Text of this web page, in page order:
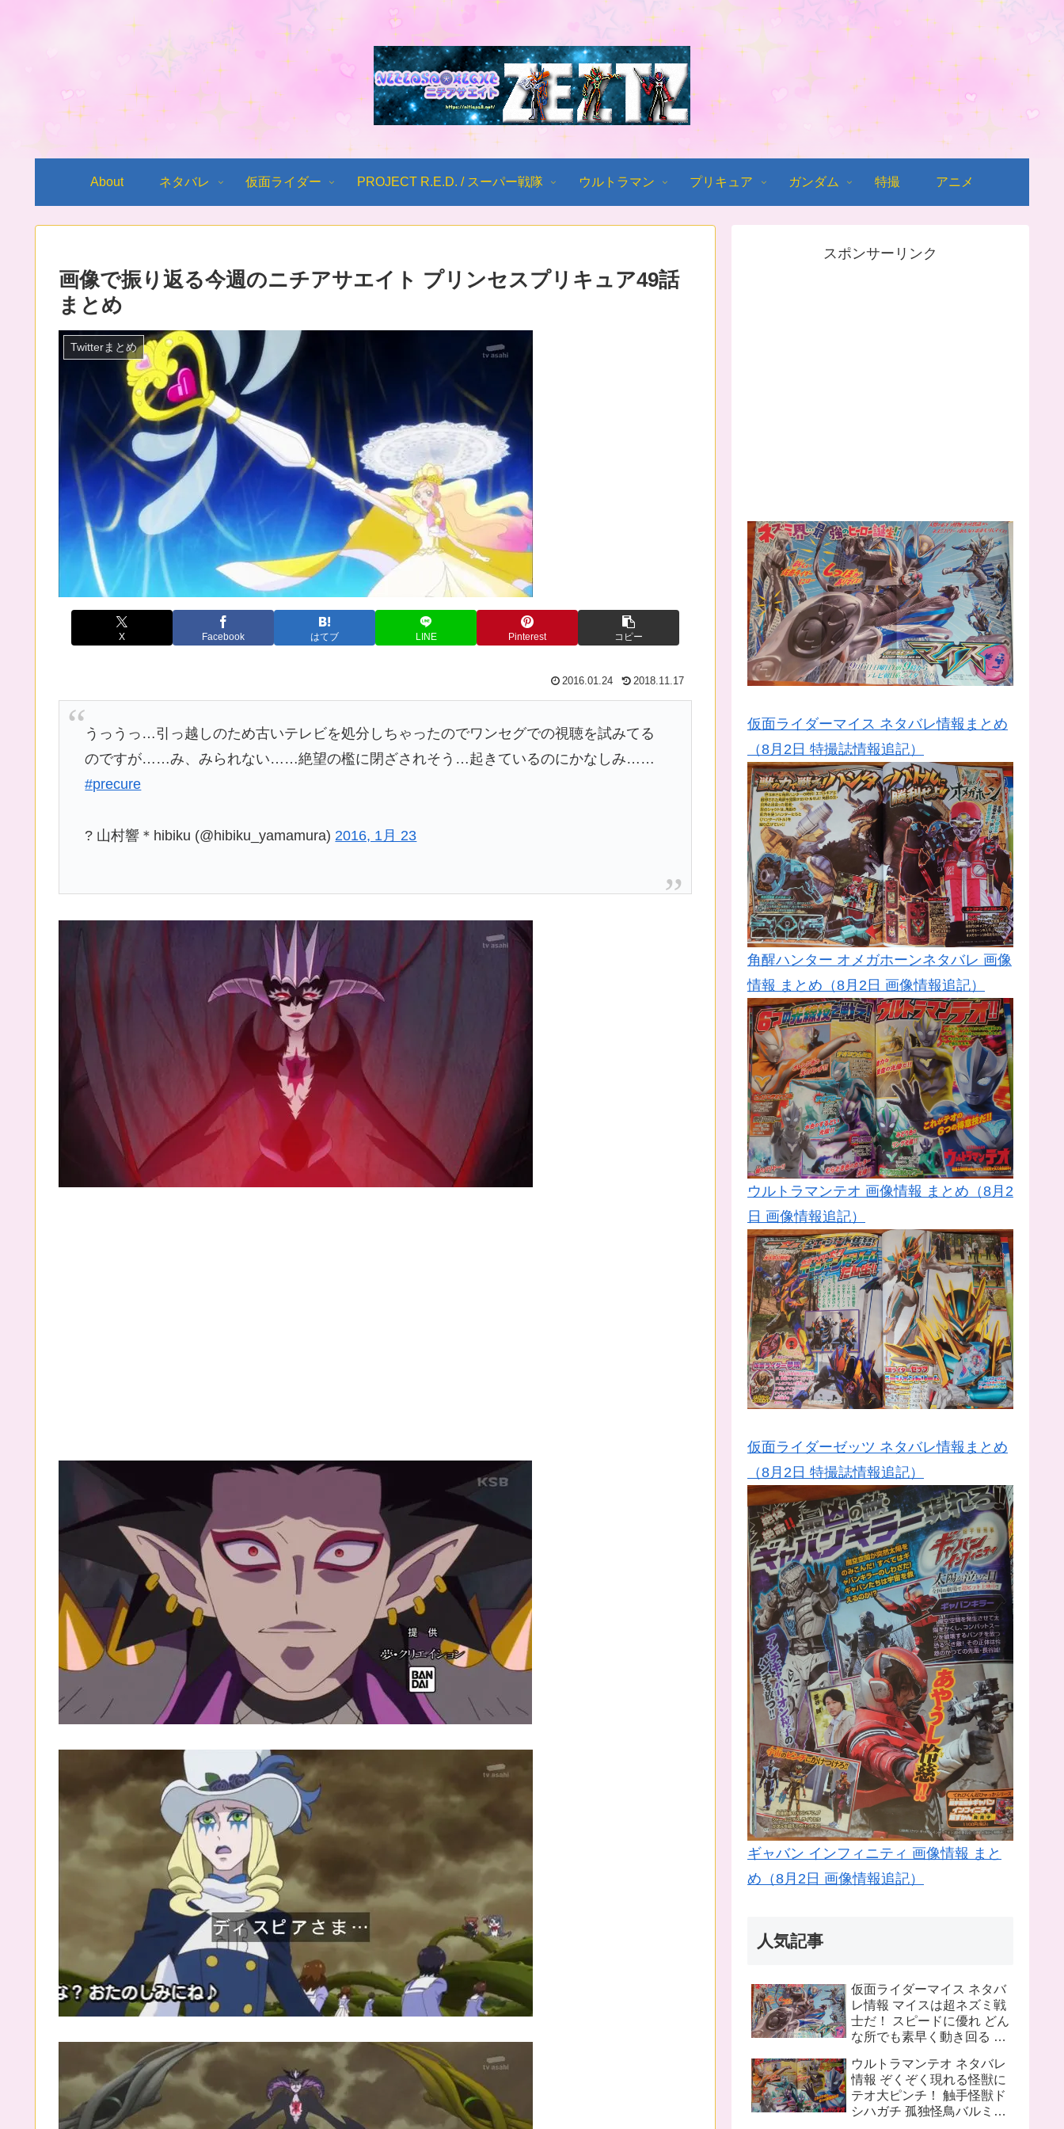
About ネタバレ 仮面ライダー PROJECT R.E.D. / スーパー戦隊 ウルトラマン プリキュア ガンダム 特撮 アニメ
画像で振り返る今週のニチアサエイト プリンセスプリキュア49話
まとめ
Twitterまとめ
X Facebook はてブ LINE Pinterest コピー
2016.01.24 2018.11.17
うっうっ…引っ越しのため古いテレビを処分しちゃったのでワンセグでの視聴を試みてる
のですが……み、みられない……絶望の檻に閉ざされそう…起きているのにかなしみ……
#precure
? 山村響＊hibiku (@hibiku_yamamura) 2016, 1月 23
スポンサーリンク
仮面ライダーマイス ネタバレ情報まとめ
（8月2日 特撮誌情報追記）
角醒ハンター オメガホーンネタバレ 画像
情報 まとめ（8月2日 画像情報追記）
ウルトラマンテオ 画像情報 まとめ（8月2
日 画像情報追記）
仮面ライダーゼッツ ネタバレ情報まとめ
（8月2日 特撮誌情報追記）
ギャバン インフィニティ 画像情報 まと
め（8月2日 画像情報追記）
人気記事
仮面ライダーマイス ネタバ
レ情報 マイスは超ネズミ戦
士だ！ スピードに優れ どん
な所でも素早く動き回る ラ
器は大剣マオウブレイド も
う一人の猫 リドはマオウの
為闘う
ウルトラマンテオ ネタバレ
情報 ぞくぞく現れる怪獣に
テオ大ピンチ！ 触手怪獣ド
シハガチ 孤独怪鳥バルミリ